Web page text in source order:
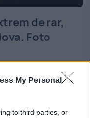
My Personal
to third parties, or
de rar,
Foto
de rar și,
pentru această
trecută